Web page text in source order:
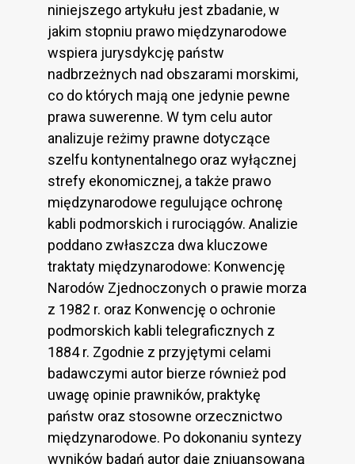
niniejszego artykułu jest zbadanie, w
jakim stopniu prawo międzynarodowe
wspiera jurysdykcję państw
nadbrzeżnych nad obszarami morskimi,
co do których mają one jedynie pewne
prawa suwerenne. W tym celu autor
analizuje reżimy prawne dotyczące
szelfu kontynentalnego oraz wyłącznej
strefy ekonomicznej, a także prawo
międzynarodowe regulujące ochronę
kabli podmorskich i rurociągów. Analizie
poddano zwłaszcza dwa kluczowe
traktaty międzynarodowe: Konwencję
Narodów Zjednoczonych o prawie morza
z 1982 r. oraz Konwencję o ochronie
podmorskich kabli telegraficznych z
1884 r. Zgodnie z przyjętymi celami
badawczymi autor bierze również pod
uwagę opinie prawników, praktykę
państw oraz stosowne orzecznictwo
międzynarodowe. Po dokonaniu syntezy
wyników badań autor daje zniuansowaną